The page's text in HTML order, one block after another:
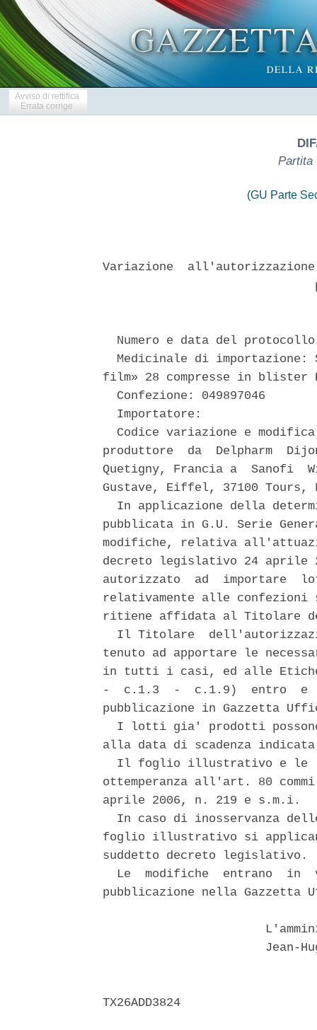
Avviso di rettifica
Errata corrige
Partita
(GU Parte
Variazione
Numero e data del
Medicinale di importazione:
film» 28 compresse in blister
  Confezione: 049897046
  Importatore:
Codice variazione e
produttore  da  Delpharm
Quetigny, Francia a  Sanofi
Gustave, Eiffel, 37100
In applicazione della
pubblicata in G.U. Serie
modifiche, relativa
decreto legislativo 24 aprile
autorizzato  ad  importare
relativamente alle
ritiene affidata al Titolare
Il Titolare
tenuto ad apportare le
in tutti i casi, ed alle
-  c.1.3  -  c.1.9)  entro  e
pubblicazione in Gazzetta
I lotti gia' prodotti
alla data di scadenza
Il foglio illustrativo e le
ottemperanza all'art. 80
aprile 2006, n. 219 e s.m.i.
In caso di inosservanza
foglio illustrativo si
suddetto decreto legislativo.
Le  modifiche  entrano  in
pubblicazione nella
Jean-